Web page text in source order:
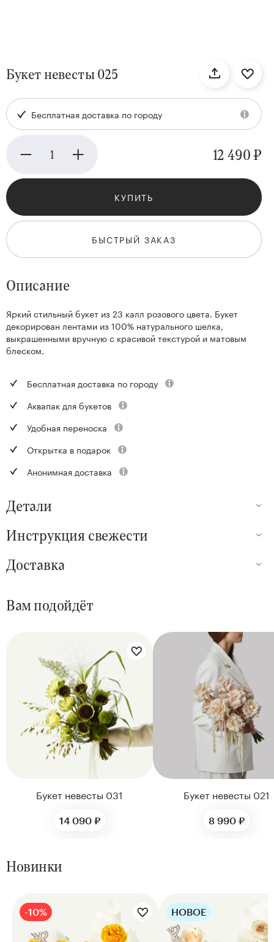
Kenzan
Collection
Букет невесты 025
Бесплатная доставка по городу
12 490 ₽
КУПИТЬ
БЫСТРЫЙ ЗАКАЗ
Описание
Яркий стильный букет из 23 калл розового цвета. Букет
декорирован лентами из 100% натурального шелка,
выкрашенными вручную с красивой текстурой и матовым
блеском.
Бесплатная доставка по городу
Аквапак для букетов
Удобная переноска
Открытка в подарок
Анонимная доставка
Детали
Инструкция свежести
Доставка
Вам подойдёт
Букет невесты 031
14 090 ₽
Букет невесты 021
8 990 ₽
Новинки
-10%
Цветы букета:
НОВОЕ